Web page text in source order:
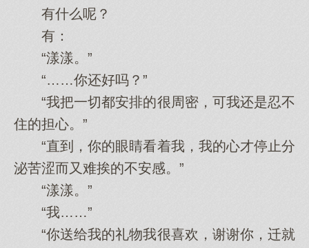
有什么呢？
有：
“漾漾。”
“……你还好吗？”
“我把一切都安排的很周密，可我还是忍不
住的担心。”
“直到，你的眼睛看着我，我的心才停止分
泌苦涩而又难挨的不安感。”
“漾漾。”
“我……”
“你送给我的礼物我很喜欢，谢谢你，迁就